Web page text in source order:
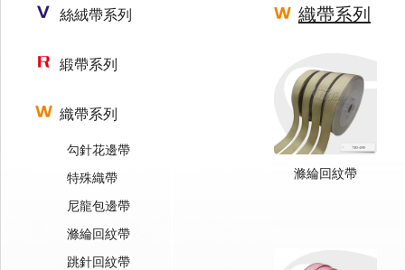
絲絨帶系列
緞帶系列
織帶系列
勾針花邊帶
特殊織帶
尼龍包邊帶
滌綸回紋帶
跳針回紋帶
織帶系列
滌綸回紋帶